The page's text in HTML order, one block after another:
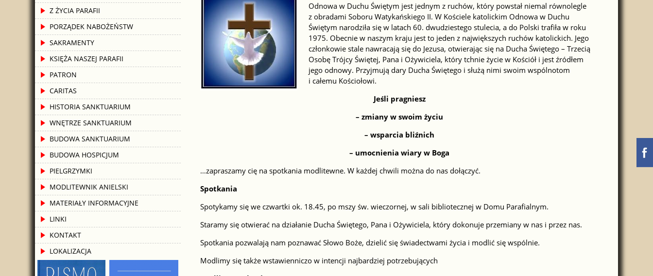
Odnowa w Duchu Świętym jest jednym z ruchów, który powstał niemal równolegle
z obradami Soboru Watykańskiego II. W Kościele katolickim Odnowa w Duchu
Świętym narodziła się w latach 60. dwudziestego stulecia, a do Polski trafiła w roku
1975. Obecnie w naszym kraju jest to jeden z największych ruchów katolickich. Jego
członkowie stale nawracają się do Jezusa, otwierając się na Ducha Świętego – Trzecią
Osobę Trójcy Świętej, Pana i Ożywiciela, który tchnie życie w Kościół i jest źródłem
jego odnowy. Przyjmują dary Ducha Świętego i służą nimi swoim wspólnotom
i całemu Kościołowi.
Jeśli pragniesz
– zmiany w swoim życiu
– wsparcia bliźnich
– umocnienia wiary w Boga
…zapraszamy cię na spotkania modlitewne. W każdej chwili można do nas dołączyć.
Spotkania
Spotykamy się we czwartki ok. 18.45, po mszy św. wieczornej, w sali bibliotecznej w Domu Parafialnym.
Staramy się otwierać na działanie Ducha Świętego, Pana i Ożywiciela, który dokonuje przemiany w nas i przez nas.
Spotkania pozwalają nam poznawać Słowo Boże, dzielić się świadectwami życia i modlić się wspólnie.
Modlimy się także wstawienniczo w intencji najbardziej potrzebujących
Z ŻYCIA PARAFII
PORZĄDEK NABOŻEŃSTW
SAKRAMENTY
KSIĘŻA NASZEJ PARAFII
PATRON
CARITAS
HISTORIA SANKTUARIUM
WNĘTRZE SANKTUARIUM
BUDOWA SANKTUARIUM
BUDOWA HOSPICJUM
PIELGRZYMKI
MODLITEWNIK ANIELSKI
MATERIAŁY INFORMACYJNE
LINKI
KONTAKT
LOKALIZACJA